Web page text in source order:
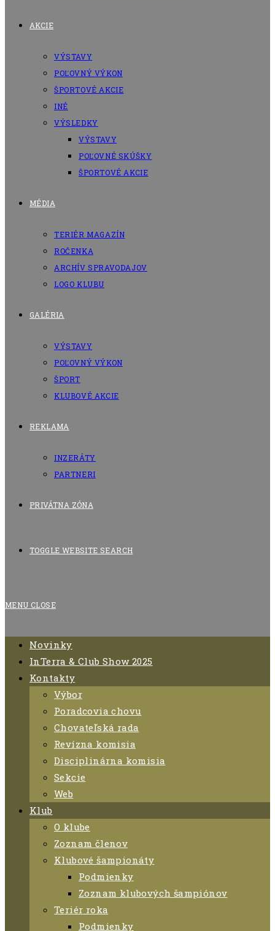
AKCIE
VÝSTAVY
POĽOVNÝ VÝKON
ŠPORTOVÉ AKCIE
INÉ
VÝSLEDKY
VÝSTAVY
POĽOVNÉ SKÚŠKY
ŠPORTOVÉ AKCIE
MÉDIA
TERIÉR MAGAZÍN
ROČENKA
ARCHÍV SPRAVODAJOV
LOGO KLUBU
GALÉRIA
VÝSTAVY
POĽOVNÝ VÝKON
ŠPORT
KLUBOVÉ AKCIE
REKLAMA
INZERÁTY
PARTNERI
PRIVÁTNA ZÓNA
TOGGLE WEBSITE SEARCH
MENU CLOSE
Novinky
InTerra & Club Show 2025
Kontakty
Výbor
Poradcovia chovu
Chovateľská rada
Revízna komisia
Disciplinárna komisia
Sekcie
Web
Klub
O klube
Zoznam členov
Klubové šampionáty
Podmienky
Zoznam klubových šampiónov
Teriér roka
Podmienky